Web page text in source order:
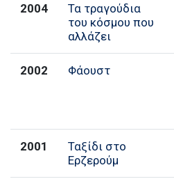
2004
Τα τραγούδια
του κόσμου που
αλλάζει
2002 Φάουστ
2001
Ταξίδι στο
Ερζερούμ